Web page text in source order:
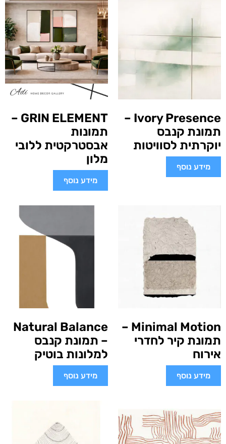
Ivory Presence –
תמונת קנבס
יוקרתית לסוויטות
מידע נוסף
GRIN ELEMENT –
תמונות
אבסטרקטית ללובי
מלון
מידע נוסף
Minimal Motion –
תמונת קיר לחדרי
אירוח
מידע נוסף
Natural Balance
– תמונת קנבס
למלונות בוטיק
מידע נוסף